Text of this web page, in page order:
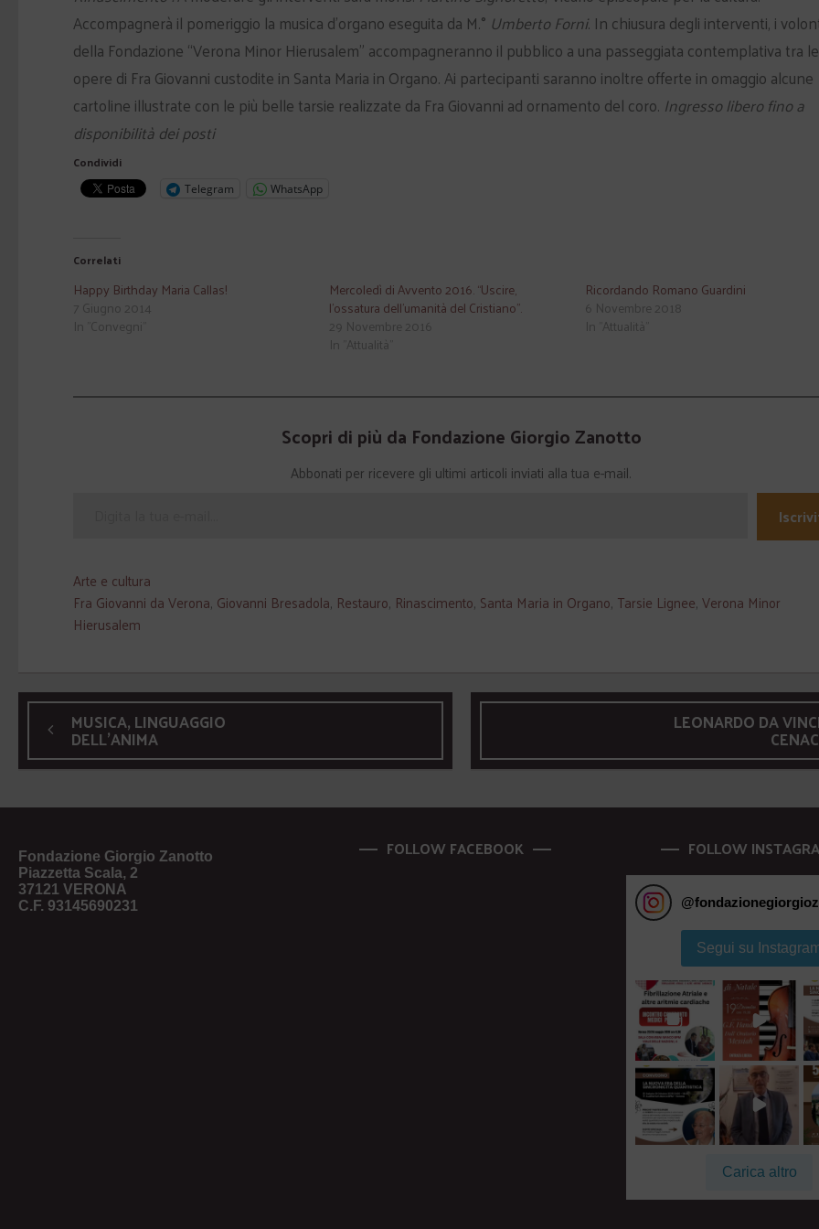
Accompagnerà il pomeriggio la musica d’organo eseguita da M.° Umberto Forni. In chiusura degli interventi, i
della Fondazione “Verona Minor Hierusalem” accompagneranno il pubblico a una passeggiata contemplativa tra le
opere di Fra Giovanni custodite in Santa Maria in Organo. Ai partecipanti saranno inoltre offerte in omaggio alcune
cartoline illustrate con le più belle tarsie realizzate da Fra Giovanni ad ornamento del coro. Ingresso libero fino a
disponibilità dei posti
Condividi
Telegram WhatsApp
Correlati
Happy Birthday Maria Callas!
7 Giugno 2014
In "Convegni"
Mercoledì di Avvento 2016. “Uscire,
l’ossatura dell’umanità del Cristiano”.
29 Novembre 2016
In "Attualità"
Ricordando Romano Guardini
6 Novembre 2018
In "Attualità"
Scopri di più da Fondazione Giorgio Zanotto
Abbonati per ricevere gli ultimi articoli inviati alla tua e-mail.
Arte e cultura
Fra Giovanni da Verona, Giovanni Bresadola, Restauro, Rinascimento, Santa Maria in Organo, Tarsie Lignee,Verona Minor
Hierusalem
MUSICA, LINGUAGGIO
DELL’ANIMA
LEONARDO DA
Fondazione Giorgio Zanotto
Piazzetta Scala, 2
37121 VERONA
C.F. 93145690231
FOLLOW FACEBOOK FOLLOW
@
Segui su
Carica altro